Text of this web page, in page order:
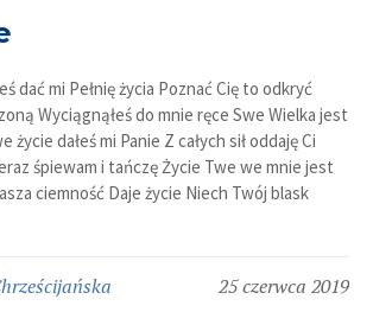
dać mi Pełnię życia Poznać Cię to odkryć
Wyciągnąłeś do mnie ręce Swe Wielka jest
życie dałeś mi Panie Z całych sił oddaję Ci
śpiewam i tańczę Życie Twe we mnie jest
ciemność Daje życie Niech Twój blask
25 czerwca 2019